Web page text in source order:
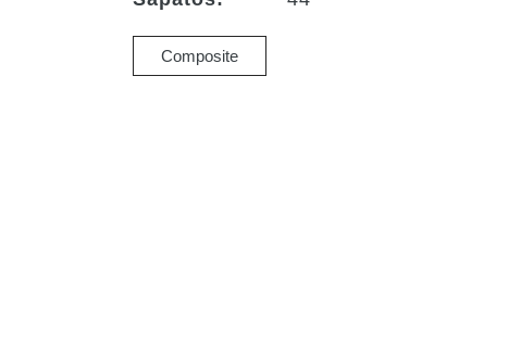
Composite